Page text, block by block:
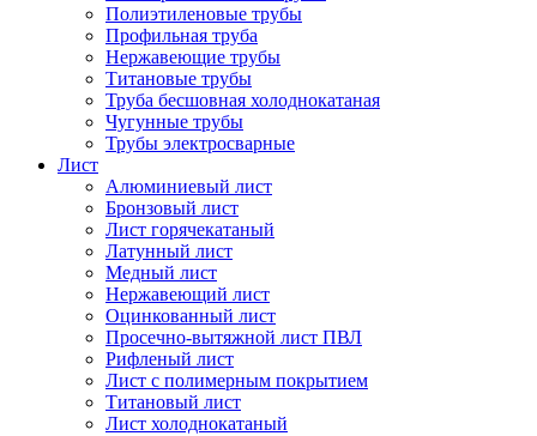
Полиэтиленовые трубы
Профильная труба
Нержавеющие трубы
Титановые трубы
Труба бесшовная холоднокатаная
Чугунные трубы
Трубы электросварные
Лист
Алюминиевый лист
Бронзовый лист
Лист горячекатаный
Латунный лист
Медный лист
Нержавеющий лист
Оцинкованный лист
Просечно-вытяжной лист ПВЛ
Рифленый лист
Лист с полимерным покрытием
Титановый лист
Лист холоднокатаный